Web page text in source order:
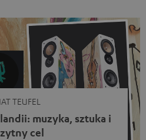
TEUFEL
muzyka, sztuka i
cel